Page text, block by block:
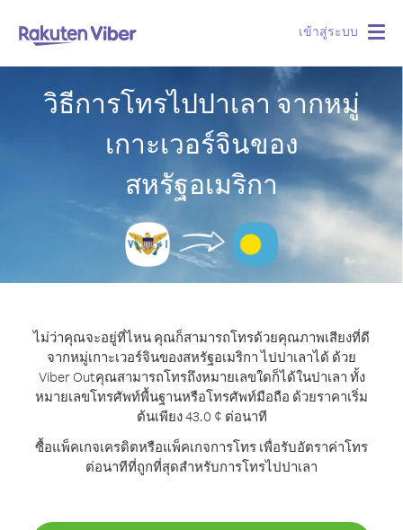
เข้าสู่ระบบ
วิธีการโทรไปปาเลา จากหมู่
เกาะเวอร์จินของ
สหรัฐอเมริกา
ไม่ว่าคุณจะอยู่ที่ไหน คุณก็สามารถโทรด้วยคุณภาพเสียงที่ดี
จากหมู่เกาะเวอร์จินของสหรัฐอเมริกา ไปปาเลาได้ ด้วย
Viber Outคุณสามารถโทรถึงหมายเลขใดก็ได้ในปาเลา ทั้ง
หมายเลขโทรศัพท์พื้นฐานหรือโทรศัพท์มือถือ ด้วยราคาเริ่ม
ต้นเพียง 43.0 ¢ ต่อนาที
ซื้อแพ็คเกจเครดิตหรือแพ็คเกจการโทร เพื่อรับอัตราค่าโทร
ต่อนาทีที่ถูกที่สุดสำหรับการโทรไปปาเลา